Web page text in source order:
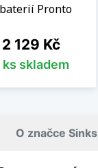
Pronto
Cena
2 129 Kč
ks skladem
O značce Sinks